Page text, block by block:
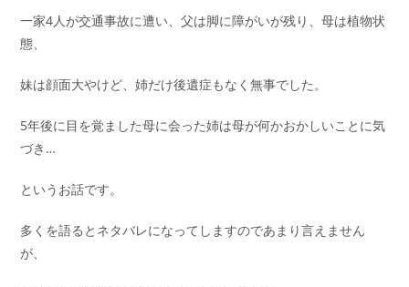
一家4人が交通事故に遭い、父は脚に障がいが残り、母は植物状
態、
妹は顔面大やけど、姉だけ後遺症もなく無事でした。
5年後に目を覚ました母に会った姉は母が何かおかしいことに気
づき…
というお話です。
多くを語るとネタバレになってしますのであまり言えません
が、